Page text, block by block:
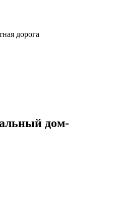
дорога
дом-